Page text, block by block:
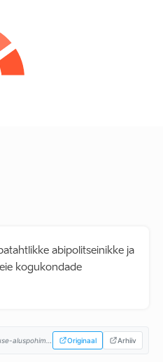
abipolitseinikke ja
kogukondade
Originaal Arhiiv